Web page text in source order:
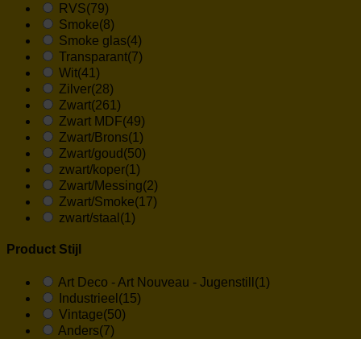
RVS(79)
Smoke(8)
Smoke glas(4)
Transparant(7)
Wit(41)
Zilver(28)
Zwart(261)
Zwart MDF(49)
Zwart/Brons(1)
Zwart/goud (50)
zwart/koper(1)
Zwart/Messing(2)
Zwart/Smoke(17)
zwart/staal (1)
Product Stijl
Art Deco - Art Nouveau - Jugenstill (1)
Industrieel (15)
Vintage(50)
Anders(7)